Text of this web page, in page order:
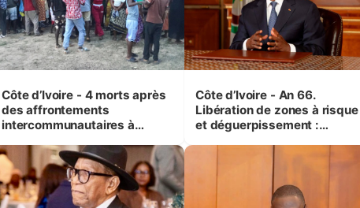
Côte d’Ivoire - 4 morts après
des affrontements
intercommunautaires à
correspondant au milieu des
sinistrés
Côte d’Ivoire - An 66.
Libération de zones à risque
et déguerpissement :
respect de l'Etat de droit pour
préserver les vies humaines